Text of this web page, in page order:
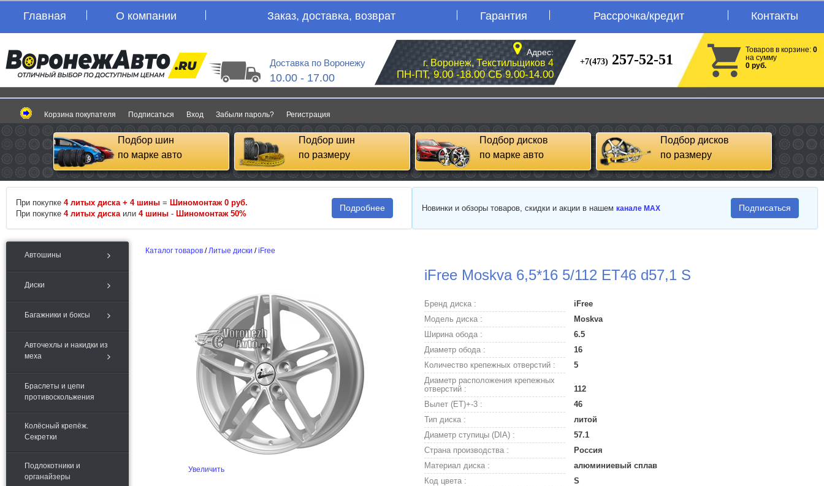
Главная О компании Заказ, доставка, возврат Гарантия Рассрочка/кредит Контакты
Доставка по Воронежу
10.00 - 17.00
Адрес:
г. Воронеж, Текстильщиков 4
ПН-ПТ, 9.00 -18.00 СБ 9.00-14.00
+7(473) 257-52-51
Товаров в корзине: 0
на сумму
0 руб.
Корзина покупателя Подписаться Вход Забыли пароль? Регистрация
Подбор шин
по марке авто
Подбор шин
по размеру
Подбор дисков
по марке авто
Подбор дисков
по размеру
При покупке 4 литых диска + 4 шины = Шиномонтаж 0 руб.
При покупке 4 литых диска или 4 шины - Шиномонтаж 50%
Подробнее Новинки и обзоры товаров, скидки и акции в нашем канале MAX Подписаться
Автошины
Диски
Багажники и боксы
Авточехлы и накидки из
меха
Браслеты и цепи
противоскольжения
Колёсный крепёж.
Секретки
Подлокотники и
органайзеры
Каталог товаров /Литые диски /iFree
iFree Moskva 6,5*16 5/112 ET46 d57,1 S
Увеличить
Бренд диска :
iFree
Модель диска :
Moskva
Ширина обода :
6.5
Диаметр обода :
16
Количество крепежных отверстий :
5
Диаметр расположения крепежных
отверстий :
112
Вылет (ET)+-3 :
46
Тип диска :
литой
Диаметр ступицы (DIA) :
57.1
Страна производства :
Россия
Материал диска :
алюминиевый сплав
Код цвета :
S